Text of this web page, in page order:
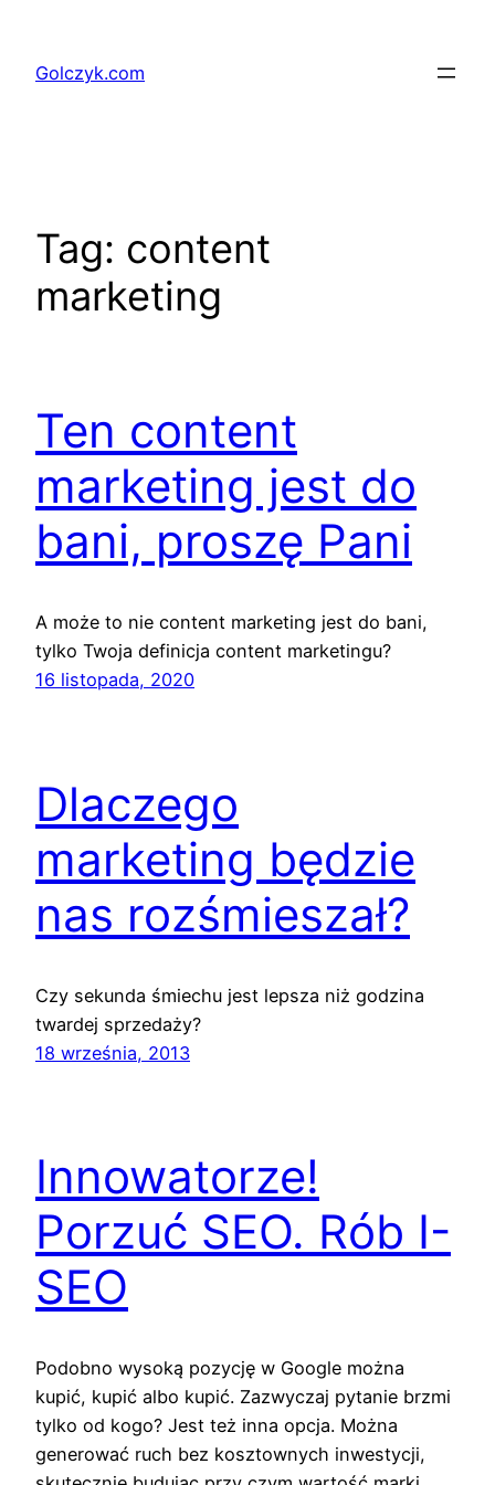
treściGolczyk.com
Tag: content
marketing
Ten content
marketing jest do
bani, proszę Pani
A może to nie content marketing jest do bani,
tylko Twoja definicja content marketingu?
16 listopada, 2020
Dlaczego
marketing będzie
nas rozśmieszał?
Czy sekunda śmiechu jest lepsza niż godzina
twardej sprzedaży?
18 września, 2013
Innowatorze!
Porzuć SEO. Rób I-
SEO
Podobno wysoką pozycję w Google można
kupić, kupić albo kupić. Zazwyczaj pytanie brzmi
tylko od kogo? Jest też inna opcja. Można
generować ruch bez kosztownych inwestycji,